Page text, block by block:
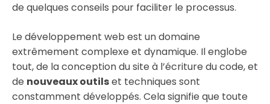
de quelques conseils pour faciliter le processus.
Le développement web est un domaine
extrêmement complexe et dynamique. Il englobe
tout, de la conception du site à l’écriture du code, et
de nouveaux outilset techniques sont
constamment développés. Cela signifie que toute